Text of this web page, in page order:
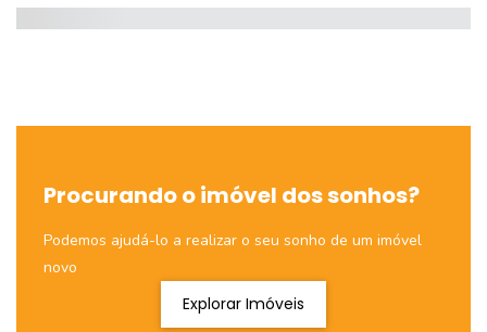
Procurando o imóvel dos sonhos?
Podemos ajudá-lo a realizar o seu sonho de um imóvel
novo
Explorar Imóveis